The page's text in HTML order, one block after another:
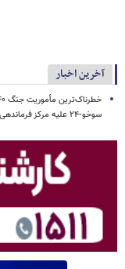
آخرین اخبار
سوخو-۲۴ علیه مرکز فرماندهی سنتکام